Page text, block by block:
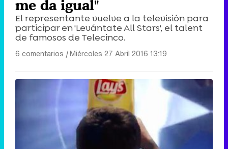
me da igual"
El representante vuelve a la televisión para
participar en 'Levántate All Stars', el talent
de famosos de Telecinco.
6 comentarios |Miércoles 27 Abril 2016 13:19